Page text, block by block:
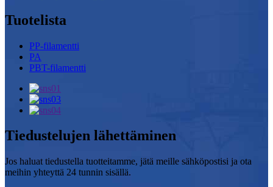
Tuotelista
PP-filamentti
PA
PBT-filamentti
Tiedustelujen lähettäminen
Jos haluat tiedustella tuotteitamme, jätä meille sähköpostisi ja ota
meihin yhteyttä 24 tunnin sisällä.